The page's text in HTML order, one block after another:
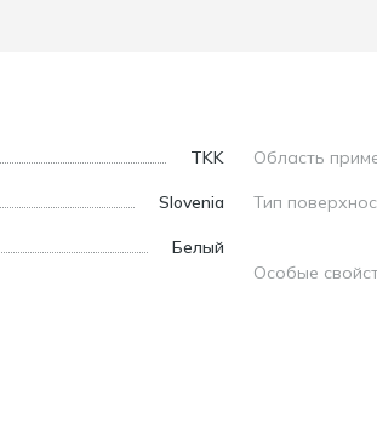
TKK
Slovenia
Белый
Область
Тип
Особые